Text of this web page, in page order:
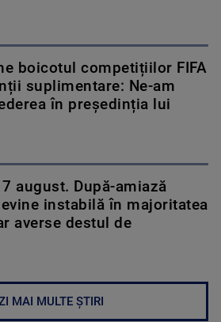
boicotul competițiilor FIFA
suplimentare: Ne-am
în președinția lui
august. După-amiază
instabilă în majoritatea
averse destul de
MAI MULTE ȘTIRI